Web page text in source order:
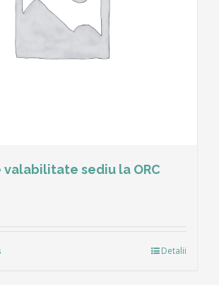
valabilitate sediu la ORC
Detalii